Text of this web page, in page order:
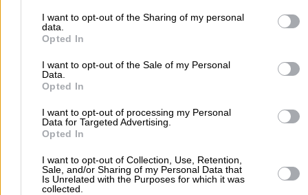
to Google and its third-party tags to use your data for below
purposes in below Google consent section.
I want to opt-out of the Sharing of my personal
data.
Opted In
I want to opt-out of the Sale of my Personal
Data.
Opted In
I want to opt-out of processing my Personal
Data for Targeted Advertising.
Opted In
I want to opt-out of Collection, Use, Retention,
Sale, and/or Sharing of my Personal Data that
Is Unrelated with the Purposes for which it was
collected.
Add a Review
There aren't any reviews yet
This professional has not received any reviews yet. Be the
first to share your experience and help other users